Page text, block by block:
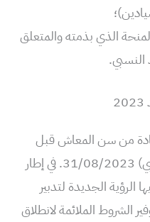
الذي بذمته والمتعلق
النسبي.
من سن المعاش قبل
بلوغ سن التقاعد (التقاعد النسبي) 31/08/2023. في إطار
الرؤية الجديدة لتدبير
الشروط الملائمة لانطلاق